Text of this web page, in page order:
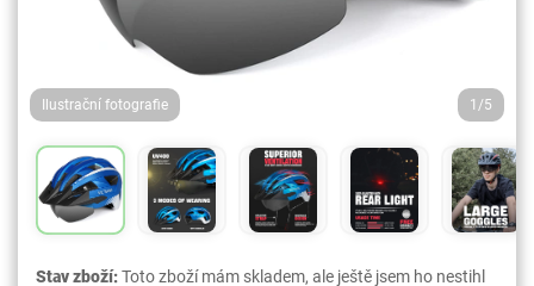
Ilustrační fotografie 1/5
Stav zboží:Toto zboží mám skladem, ale ještě jsem ho nestihl